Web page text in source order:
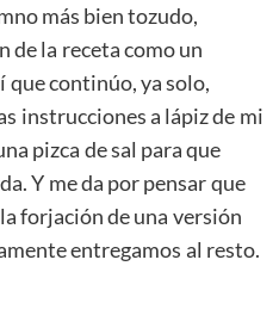
más bien tozudo,
de la receta como un
que continúo, ya solo,
instrucciones a lápiz de mi
pizca de sal para que
Y me da por pensar que
forjación de una versión
entregamos al resto.